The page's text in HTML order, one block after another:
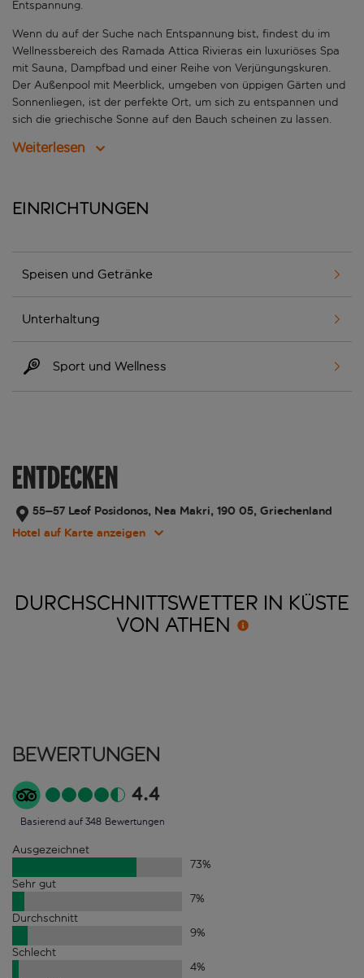
Entspannung.
Wenn du auf der Suche nach Entspannung bist, findest du im
Wellnessbereich des Ramada Attica Rivieras ein luxuriöses Spa
mit Sauna, Dampfbad und einer Reihe von Verjüngungskuren.
Der Außenpool mit Meerblick, umgeben von üppigen Gärten und
Sonnenliegen, ist der perfekte Ort, um sich zu entspannen und
sich die griechische Sonne auf den Bauch scheinen zu lassen.
Weiterlesen
Einrichtungen
Speisen und Getränke
Unterhaltung
Sport und Wellness
ENTDECKEN
55–57 Leof Posidonos, Nea Makri, 190 05, Griechenland
Hotel auf Karte anzeigen
DURCHSCHNITTSWETTER IN KÜSTE
VON ATHEN
Bewertungen
4.4
Basierend auf 348 Bewertungen
Ausgezeichnet
73%
Sehr gut
7%
Durchschnitt
9%
Schlecht
4%